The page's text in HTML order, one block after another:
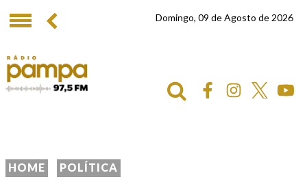
Domingo, 09 de Agosto de 2026
HOME POLÍTICA